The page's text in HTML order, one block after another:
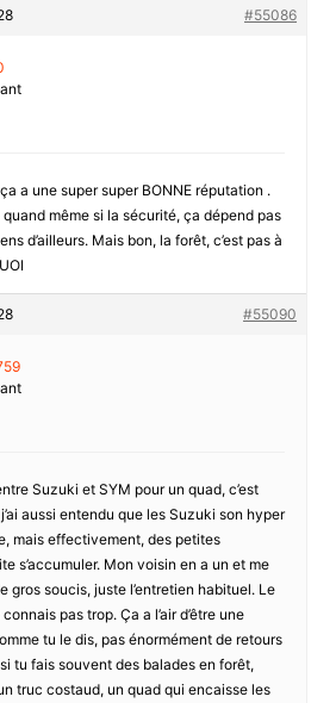
#55086
a une super super BONNE réputation .
même si la sécurité, ça dépend pas
d’ailleurs. Mais bon, la forêt, c’est pas à
#55090
Suzuki et SYM pour un quad, c’est
aussi entendu que les Suzuki son hyper
mais effectivement, des petites
s’accumuler. Mon voisin en a un et me
gros soucis, juste l’entretien habituel. Le
pas trop. Ça a l’air d’être une
tu le dis, pas énormément de retours
tu fais souvent des balades en forêt,
truc costaud, un quad qui encaisse les